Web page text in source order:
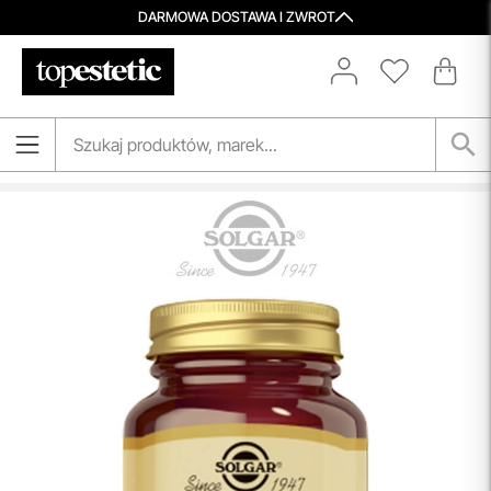
DARMOWA DOSTAWA I ZWROT
Spersonalizowane Próbki
kosmetyków, dopasowane do indywidualnych potrzeb
odkrywanie nowych produktów i doświadczanie
pielęgnacji w najlepszym wydaniu — świadomie, z troską o
Aktualizacja Regulaminów
Zmiany obowiązują od 27.04.2026.
Korzystanie ze Sklepu Internetowego lub Konta po tym
terminie oznacza akceptację wprowadzonych zmian.
przeczytaj więcej
Porady Kosmetologów
Nowa jakość pielęgnacji z Topestetic! Skorzystaj z